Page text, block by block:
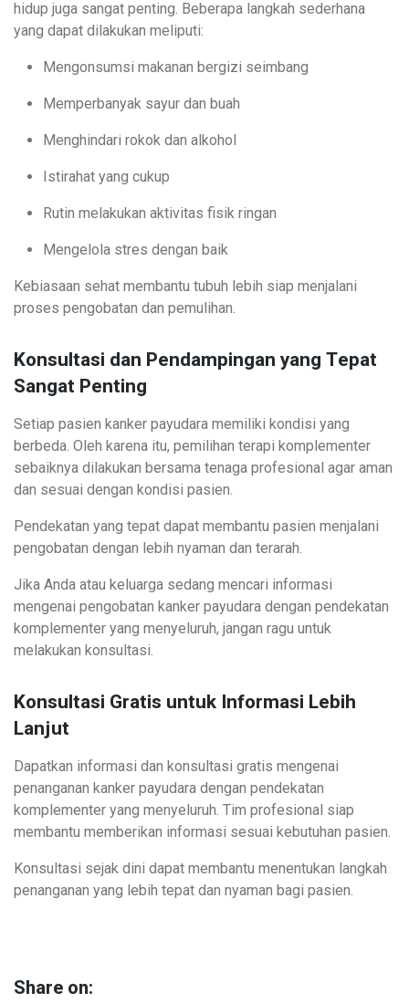
hidup juga sangat penting. Beberapa langkah sederhana
yang dapat dilakukan meliputi:
Mengonsumsi makanan bergizi seimbang
Memperbanyak sayur dan buah
Menghindari rokok dan alkohol
Istirahat yang cukup
Rutin melakukan aktivitas fisik ringan
Mengelola stres dengan baik
Kebiasaan sehat membantu tubuh lebih siap menjalani
proses pengobatan dan pemulihan.
Konsultasi dan Pendampingan yang Tepat
Sangat Penting
Setiap pasien kanker payudara memiliki kondisi yang
berbeda. Oleh karena itu, pemilihan terapi komplementer
sebaiknya dilakukan bersama tenaga profesional agar aman
dan sesuai dengan kondisi pasien.
Pendekatan yang tepat dapat membantu pasien menjalani
pengobatan dengan lebih nyaman dan terarah.
Jika Anda atau keluarga sedang mencari informasi
mengenai pengobatan kanker payudara dengan pendekatan
komplementer yang menyeluruh, jangan ragu untuk
melakukan konsultasi.
Konsultasi Gratis untuk Informasi Lebih
Lanjut
Dapatkan informasi dan konsultasi gratis mengenai
penanganan kanker payudara dengan pendekatan
komplementer yang menyeluruh. Tim profesional siap
membantu memberikan informasi sesuai kebutuhan pasien.
Konsultasi sejak dini dapat membantu menentukan langkah
penanganan yang lebih tepat dan nyaman bagi pasien.
Share on: